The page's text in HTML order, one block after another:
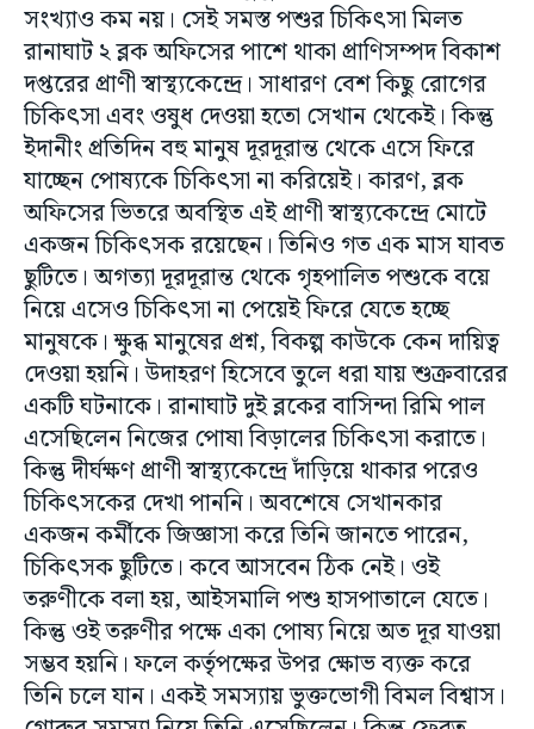
সংখ্যাও কম নয়। সেই সমস্ত পশুর চিকিৎসা মিলত
রানাঘাট ২ ব্লক অফিসের পাশে থাকা প্রাণিসম্পদ বিকাশ
দপ্তরের প্রাণী স্বাস্থ্যকেন্দ্রে। সাধারণ বেশ কিছু রোগের
চিকিৎসা এবং ওষুধ দেওয়া হতো সেখান থেকেই। কিন্তু
ইদানীং প্রতিদিন বহু মানুষ দূরদূরান্ত থেকে এসে ফিরে
যাচ্ছেন পোষ্যকে চিকিৎসা না করিয়েই। কারণ, ব্লক
অফিসের ভিতরে অবস্থিত এই প্রাণী স্বাস্থ্যকেন্দ্রে মোটে
একজন চিকিৎসক রয়েছেন। তিনিও গত এক মাস যাবত
ছুটিতে। অগত্যা দূরদূরান্ত থেকে গৃহপালিত পশুকে বয়ে
নিয়ে এসেও চিকিৎসা না পেয়েই ফিরে যেতে হচ্ছে
মানুষকে। ক্ষুব্ধ মানুষের প্রশ্ন, বিকল্প কাউকে কেন দায়িত্ব
দেওয়া হয়নি। উদাহরণ হিসেবে তুলে ধরা যায় শুক্রবারের
একটি ঘটনাকে। রানাঘাট দুই ব্লকের বাসিন্দা রিমি পাল
এসেছিলেন নিজের পোষা বিড়ালের চিকিৎসা করাতে।
কিন্তু দীর্ঘক্ষণ প্রাণী স্বাস্থ্যকেন্দ্রে দাঁড়িয়ে থাকার পরেও
চিকিৎসকের দেখা পাননি। অবশেষে সেখানকার
একজন কর্মীকে জিজ্ঞাসা করে তিনি জানতে পারেন,
চিকিৎসক ছুটিতে। কবে আসবেন ঠিক নেই। ওই
তরুণীকে বলা হয়, আইসমালি পশু হাসপাতালে যেতে।
কিন্তু ওই তরুণীর পক্ষে একা পোষ্য নিয়ে অত দূর যাওয়া
সম্ভব হয়নি। ফলে কর্তৃপক্ষের উপর ক্ষোভ ব্যক্ত করে
তিনি চলে যান। একই সমস্যায় ভুক্তভোগী বিমল বিশ্বাস।